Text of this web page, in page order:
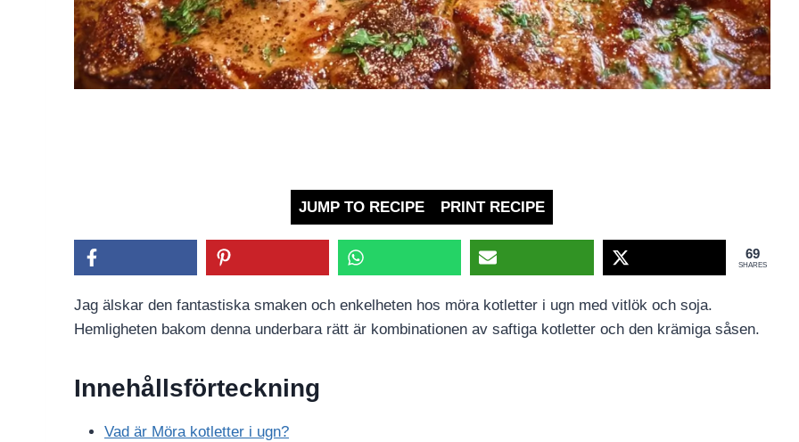
JUMP TO RECIPE PRINT RECIPE
69
SHARES
Jag älskar den fantastiska smaken och enkelheten hos möra kotletter i ugn med vitlök och soja.
Hemligheten bakom denna underbara rätt är kombinationen av saftiga kotletter och den krämiga såsen.
Innehållsförteckning
Vad är Möra kotletter i ugn?